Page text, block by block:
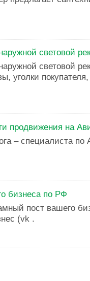
световой
световой
уголки
продвижения на
– специалиста по
бизнеса по РФ
пост вашего
(vk .